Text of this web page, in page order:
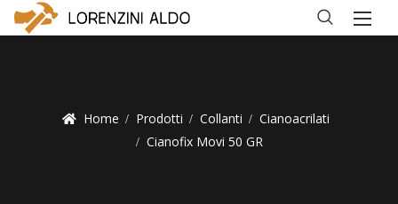
Home Prodotti Collanti
Cianoacrilati
Cianofix Movi 50 GR